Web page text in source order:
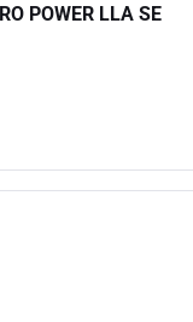
POWER LLA SE